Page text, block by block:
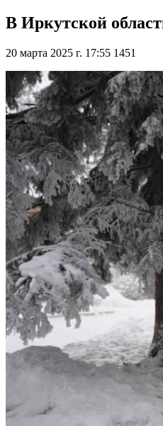
В Иркутской
20 марта 2025 г. 17:55 1451